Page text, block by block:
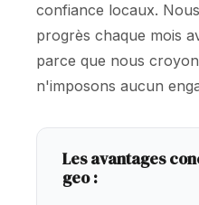
confiance locaux.
progrès chaque mois
parce que nous
n'imposons aucun
Les avantages
geo :